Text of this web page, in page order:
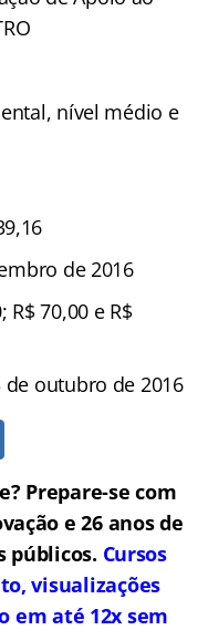
nível médio e
de 2016
R$ 70,00 e R$
de outubro de 2016
Prepare-se com
e 26 anos de
públicos. Cursos
visualizações
em até 12x sem